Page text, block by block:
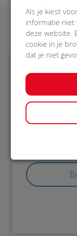
Als je kiest
informatie niet
deze website.
cookie in je
dat je niet